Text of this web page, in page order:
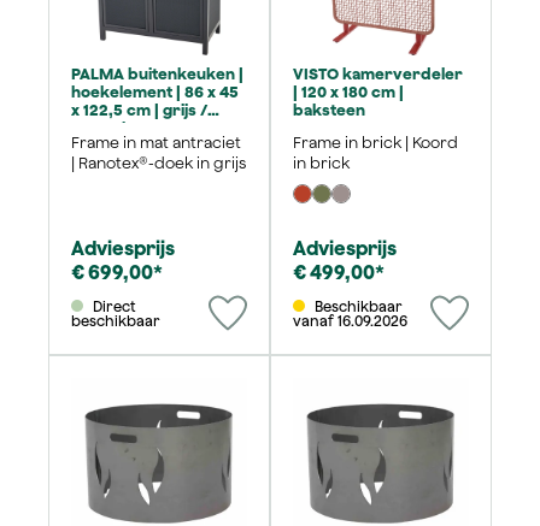
PALMA buitenkeuken |
hoekelement | 86 x 45
x 122,5 cm | grijs /
antraciet
Frame in mat antraciet
| Ranotex®-doek in grijs
Adviesprijs
€ 699,00*
beschikbaar
VISTO kamerverdeler
| 120 x 180 cm |
baksteen
Frame in brick | Koord
in brick
Adviesprijs
€ 499,00*
vanaf 16.09.2026